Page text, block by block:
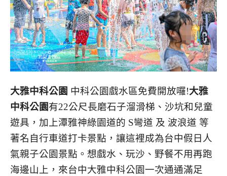
大雅中科公園 中科公園戲水區免費開放囉!大雅
中科公園有22公尺長磨石子溜滑梯、沙坑和兒童
遊具，加上潭雅神綠園道的 S彎道 及 波浪道 等
著名自行車道打卡景點，讓這裡成為台中假日人
氣親子公園景點。想戲水、玩沙、野餐不用再跑
海邊山上，來台中大雅中科公園一次通通滿足